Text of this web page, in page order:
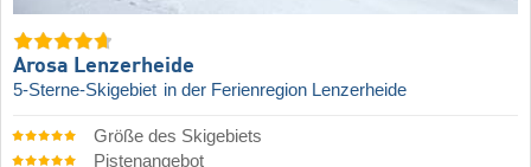
Arosa Lenzerheide
5-Sterne-Skigebiet in der Ferienregion Lenzerheide
Größe des Skigebiets
Pistenangebot